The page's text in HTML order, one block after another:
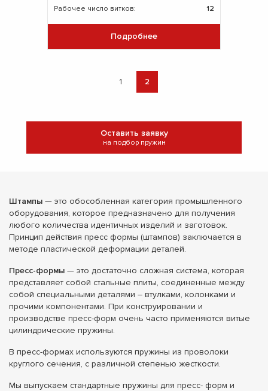
Рабочее число витков:
12
Подробнее
1 2
Оставить заявку
на подбор пружин
Штампы — это обособленная категория промышленного
оборудования, которое предназначено для получения
любого количества идентичных изделий и заготовок.
Принцип действия пресс формы (штампов) заключается в
методе пластической деформации деталей.
Пресс-формы — это достаточно сложная система, которая
представляет собой стальные плиты, соединенные между
собой специальными деталями – втулками, колонками и
прочими компонентами. При конструировании и
производстве пресс-форм очень часто применяются витые
цилиндрические пружины.
В пресс-формах используются пружины из проволоки
круглого сечения, с различной степенью жесткости.
Мы выпускаем стандартные пружины для пресс- форм и